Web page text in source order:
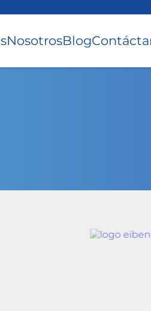
NosotrosBlog